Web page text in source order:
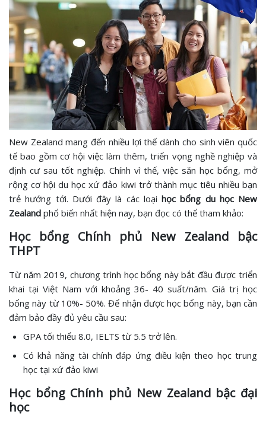
New Zealand mang đến nhiều lợi thế dành cho sinh viên quốc
tế bao gồm cơ hội việc làm thêm, triển vọng nghề nghiệp và
định cư sau tốt nghiệp. Chính vì thế, việc săn học bổng, mở
rộng cơ hội du học xứ đảo kiwi trở thành mục tiêu nhiều bạn
trẻ hướng tới. Dưới đây là các loại học bổng du học New
Zealand phổ biến nhất hiện nay, bạn đọc có thể tham khảo:
Học bổng Chính phủ New Zealand bậc
THPT
Từ năm 2019, chương trình học bổng này bắt đầu được triển
khai tại Việt Nam với khoảng 36- 40 suất/năm. Giá trị học
bổng này từ 10%- 50%. Để nhận được học bổng này, bạn cần
đảm bảo đầy đủ yêu cầu sau:
GPA tối thiểu 8.0, IELTS từ 5.5 trở lên.
Có khả năng tài chính đáp ứng điều kiện theo học trung
học tại xứ đảo kiwi
Học bổng Chính phủ New Zealand bậc đại
học